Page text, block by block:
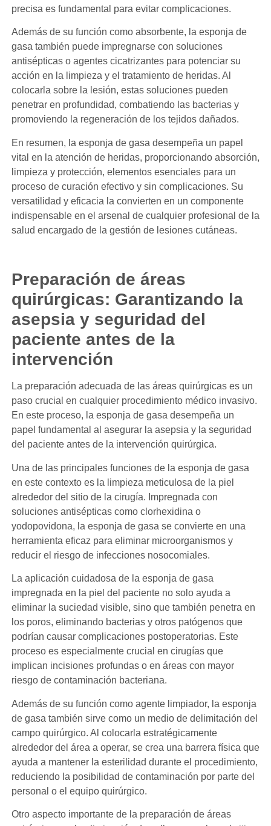
precisa es fundamental para evitar complicaciones.
Además de su función como absorbente, la esponja de
gasa también puede impregnarse con soluciones
antisépticas o agentes cicatrizantes para potenciar su
acción en la limpieza y el tratamiento de heridas. Al
colocarla sobre la lesión, estas soluciones pueden
penetrar en profundidad, combatiendo las bacterias y
promoviendo la regeneración de los tejidos dañados.
En resumen, la esponja de gasa desempeña un papel
vital en la atención de heridas, proporcionando absorción,
limpieza y protección, elementos esenciales para un
proceso de curación efectivo y sin complicaciones. Su
versatilidad y eficacia la convierten en un componente
indispensable en el arsenal de cualquier profesional de la
salud encargado de la gestión de lesiones cutáneas.
Preparación de áreas
quirúrgicas: Garantizando la
asepsia y seguridad del
paciente antes de la
intervención
La preparación adecuada de las áreas quirúrgicas es un
paso crucial en cualquier procedimiento médico invasivo.
En este proceso, la esponja de gasa desempeña un
papel fundamental al asegurar la asepsia y la seguridad
del paciente antes de la intervención quirúrgica.
Una de las principales funciones de la esponja de gasa
en este contexto es la limpieza meticulosa de la piel
alrededor del sitio de la cirugía. Impregnada con
soluciones antisépticas como clorhexidina o
yodopovidona, la esponja de gasa se convierte en una
herramienta eficaz para eliminar microorganismos y
reducir el riesgo de infecciones nosocomiales.
La aplicación cuidadosa de la esponja de gasa
impregnada en la piel del paciente no solo ayuda a
eliminar la suciedad visible, sino que también penetra en
los poros, eliminando bacterias y otros patógenos que
podrían causar complicaciones postoperatorias. Este
proceso es especialmente crucial en cirugías que
implican incisiones profundas o en áreas con mayor
riesgo de contaminación bacteriana.
Además de su función como agente limpiador, la esponja
de gasa también sirve como un medio de delimitación del
campo quirúrgico. Al colocarla estratégicamente
alrededor del área a operar, se crea una barrera física que
ayuda a mantener la esterilidad durante el procedimiento,
reduciendo la posibilidad de contaminación por parte del
personal o el equipo quirúrgico.
Otro aspecto importante de la preparación de áreas